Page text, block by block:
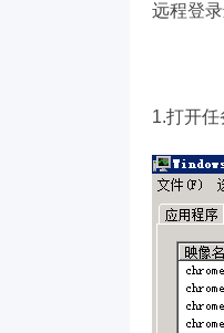
远程登
1.打开任